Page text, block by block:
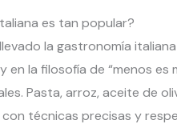
es tan popular?
la gastronomía
en la filosofía de “menos es
Pasta, arroz, aceite de
técnicas precisas y